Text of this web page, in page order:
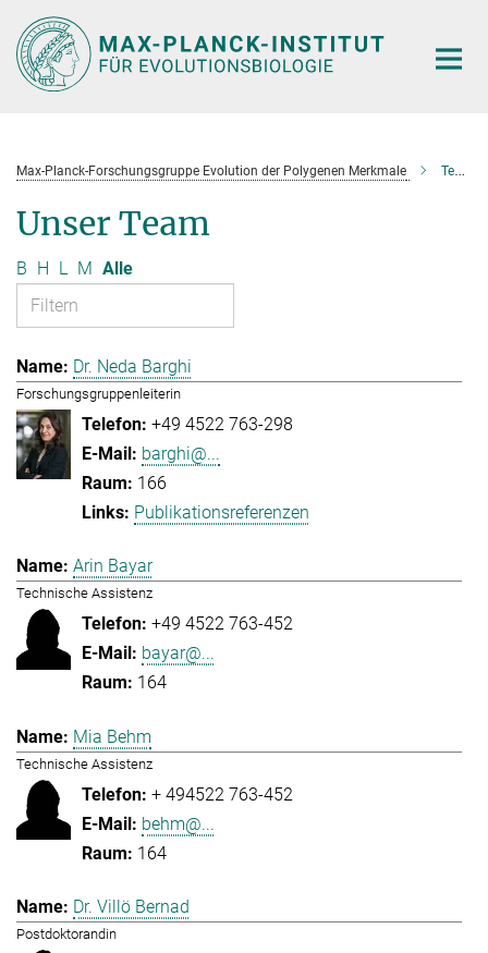
Hauptinhalt
Max-Planck-Forschungsgruppe Evolution der Polygenen Merkmale Team
Unser Team
B H L M Alle
Dr. Neda Barghi
Forschungsgruppenleiterin
+49 4522 763-298
barghi@...
166
Publikationsreferenzen
Arin Bayar
Technische Assistenz
+49 4522 763-452
bayar@...
164
Mia Behm
Technische Assistenz
+ 494522 763-452
behm@...
164
Dr. Villö Bernad
Postdoktorandin